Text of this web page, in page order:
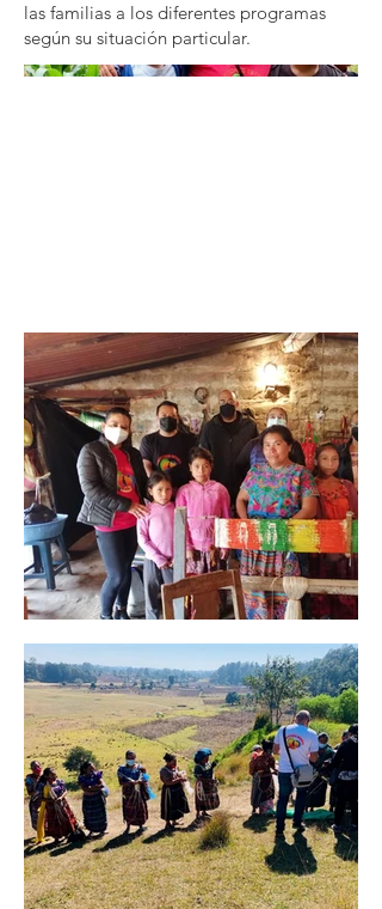
las familias a los diferentes programas
según su situación particular.